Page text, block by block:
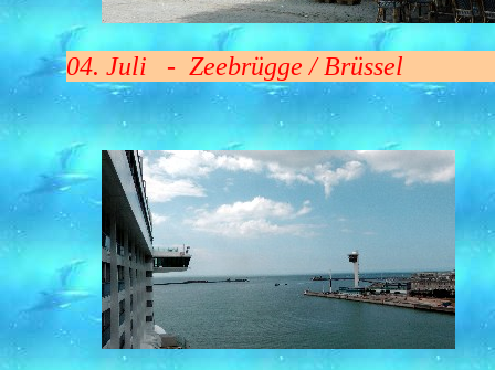
04. Juli - Zeebrügge / Brüssel